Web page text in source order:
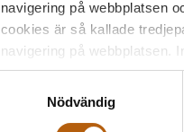
navigering på webbplatsen
cookies är så kallade
navigering på webbplatsen.
Nödvändig
resten!”-
Vårt främsta
komma i sin
design (färger,
interaktivitet